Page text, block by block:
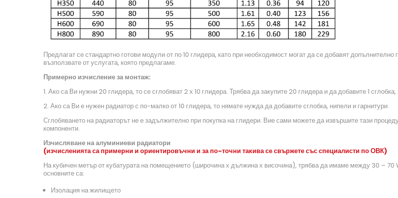
Предлагат се стандартно готови модули от по 10 глидера, като при необходимост могат да се добавят
възползвате от услугата, която предлагаме.
Примерно изчисление за монтаж:
1. Ако са Ви нужни 20 глидера, то се сглобяват 2 х 10 глидера. Трябва да закупите 20 глидера и да добавите 1
2. Ако са Ви е нужен радиатор с по-малко от 10 глидера, то нямате нужда да добавите сглобка, нипели и гарнитури.
Сглобяването на радиаторът не е задължително при покупка на глидери. Вие сами можете да извършите тази
компоненти.
Изчисляване на алуминиеви радиатори
(изчисленията са примерни и ориентировъчни и за по-точни такива се свържете със специалисти по ОВК)
На кубичен метър от кубатурата на помещението (широчина х дължина х височина), трябва да имаме между 30 – 70
основните са:
Изолация на жилището